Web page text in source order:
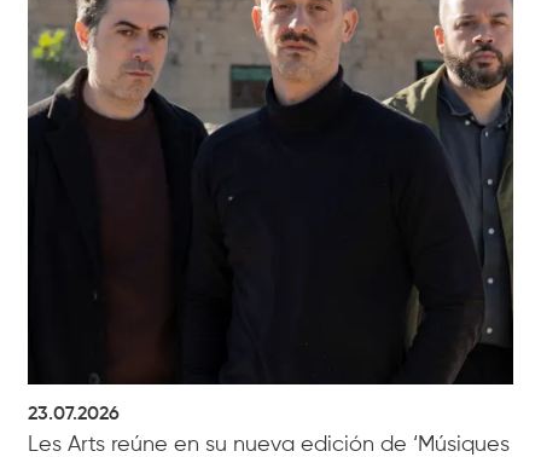
23.07.2026
Les Arts reúne en su nueva edición de ‘Músiques